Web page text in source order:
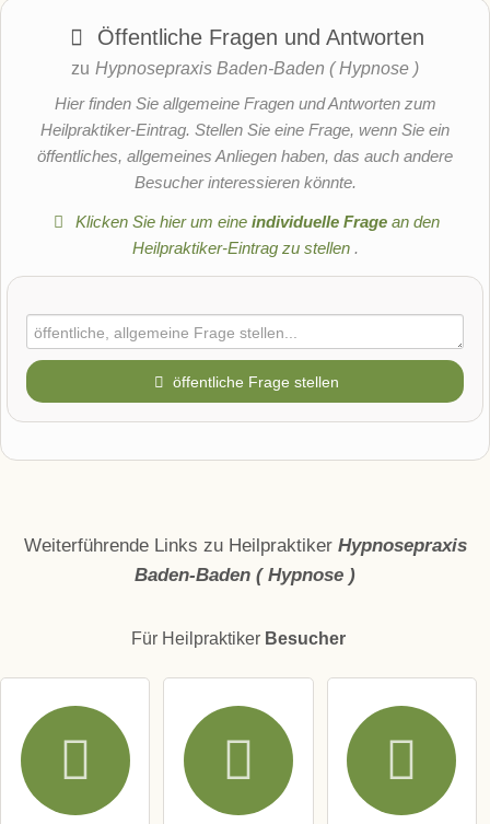
Öffentliche Fragen und Antworten
zu Hypnosepraxis Baden-Baden ( Hypnose )
Hier finden Sie allgemeine Fragen und Antworten zum
Heilpraktiker-Eintrag. Stellen Sie eine Frage, wenn Sie ein
öffentliches, allgemeines Anliegen haben, das auch andere
Besucher interessieren könnte.
Klicken Sie hier um eineindividuelle Frage an den
Heilpraktiker-Eintrag zu stellen .
öffentliche Frage stellen
Hiermit akzeptiere ich die .
Die Datenschutzerklärunghabe ich zur Kenntnis genommen.
Weiterführende Links zu Heilpraktiker Hypnosepraxis
Baden-Baden ( Hypnose )
Für Heilpraktiker Besucher